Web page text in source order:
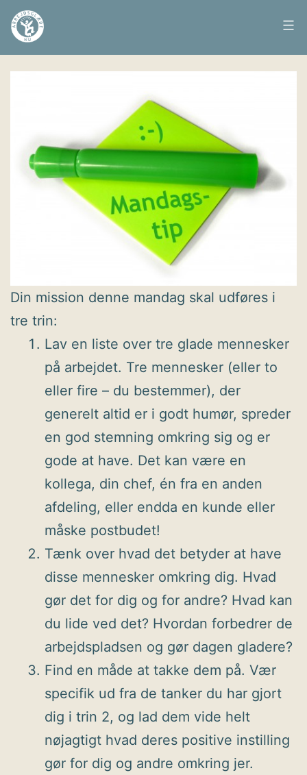
Fortsæt
Arbejdsglæde
Udgivet
Din mission denne mandag skal udføres i
tre trin:
Lav en liste over tre glade mennesker
på arbejdet. Tre mennesker (eller to
eller fire – du bestemmer), der
generelt altid er i godt humør, spreder
en god stemning omkring sig og er
gode at have. Det kan være en
kollega, din chef, én fra en anden
afdeling, eller endda en kunde eller
måske postbudet!
Tænk over hvad det betyder at have
disse mennesker omkring dig. Hvad
gør det for dig og for andre? Hvad kan
du lide ved det? Hvordan forbedrer de
arbejdspladsen og gør dagen gladere?
Find en måde at takke dem på. Vær
specifik ud fra de tanker du har gjort
dig i trin 2, og lad dem vide helt
nøjagtigt hvad deres positive instilling
gør for dig og andre omkring jer.